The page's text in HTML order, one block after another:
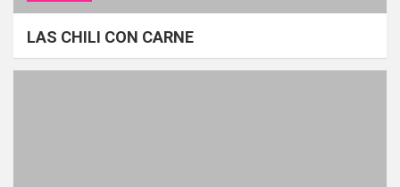
LAS CHILI CON CARNE